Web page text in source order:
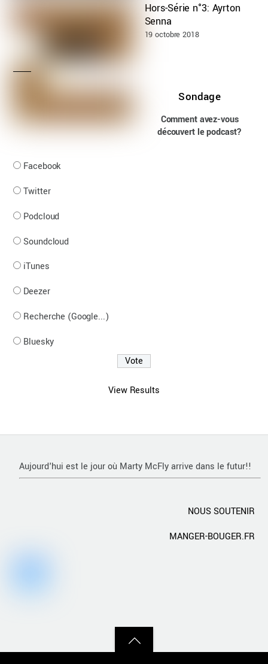
Hors-Série n°3: Ayrton
Senna
19 octobre 2018
Sondage
Comment avez-vous
découvert le podcast?
Facebook
Twitter
Podcloud
Soundcloud
iTunes
Deezer
Recherche (Google...)
Bluesky
View Results
Aujourd'hui est le jour où Marty McFly arrive dans le futur!!
NOUS SOUTENIR
MANGER-BOUGER.FR
Back